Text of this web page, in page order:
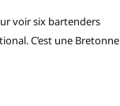
voir six bartenders
C’est une Bretonne